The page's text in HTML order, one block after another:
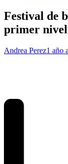
Festival de
primer nivel
Andrea Perez1 año